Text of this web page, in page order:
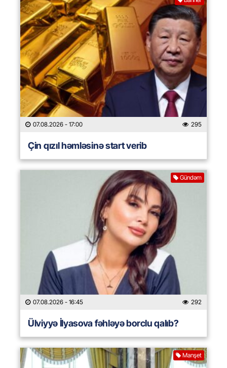
07.08.2026 - 17:00 295
Çin qızıl həmləsinə start verib
Gündəm
07.08.2026 - 16:45 292
Ülviyyə İlyasova fəhləyə borclu qalıb?
Manşet